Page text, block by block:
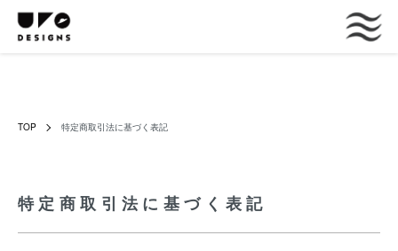
TOP 特定商取引法に基づく表記
特定商取引法に基づく表記